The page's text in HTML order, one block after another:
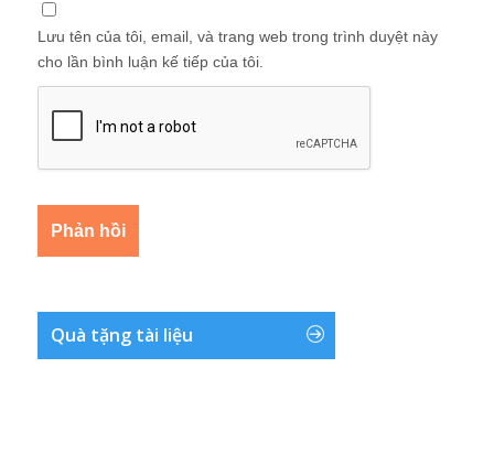
Lưu tên của tôi, email, và trang web trong trình duyệt này
cho lần bình luận kế tiếp của tôi.
Quà tặng tài liệu